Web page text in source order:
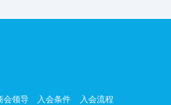
会领导 入会条件
入会流程